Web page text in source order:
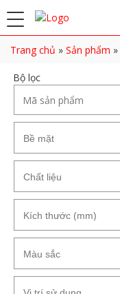
Trang chủ » Sản phẩm »
Bộ lọc